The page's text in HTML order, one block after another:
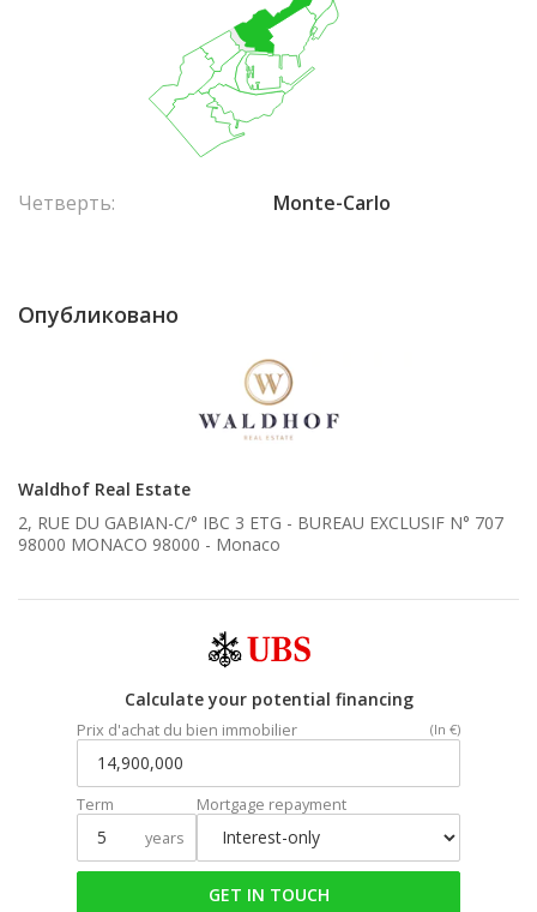
Четверть: Monte-Carlo
Опубликовано
Waldhof Real Estate
2, RUE DU GABIAN-C/° IBC 3 ETG - BUREAU EXCLUSIF N° 707
98000 MONACO 98000 - Monaco
Calculate your potential financing
Prix d'achat du bien immobilier (In €)
Term
years
Mortgage repayment
GET IN TOUCH